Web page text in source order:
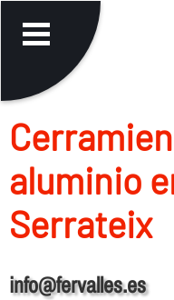
aluminio
Serrateix
info@fervalles.es